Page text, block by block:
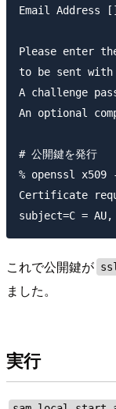
Email Address
Please enter
to be sent
A challenge
An optional
# 公開鍵を発行
% openssl
Certificate
これで公開鍵が
ました。
実行